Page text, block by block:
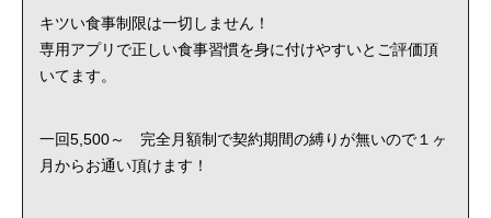
キツい食事制限は一切しません！
専用アプリで正しい食事習慣を身に付けやすいとご評価頂
いてます。
一回5,500～ 完全月額制で契約期間の縛りが無いので１ヶ
月からお通い頂けます！